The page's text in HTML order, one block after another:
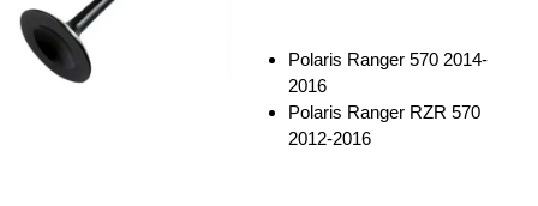
Polaris Ranger 570 2014-
2016
Polaris Ranger RZR 570
2012-2016